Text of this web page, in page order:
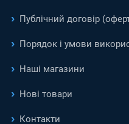
Публічний договір
Порядок і умови
Наші магазини
Нові товари
Контакти